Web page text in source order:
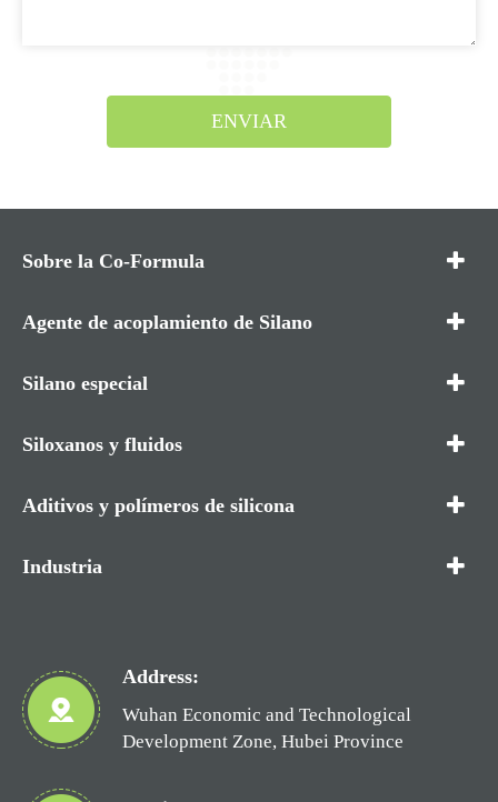
ENVIAR
Sobre la Co-Formula
Agente de acoplamiento de Silano
Silano especial
Siloxanos y fluidos
Aditivos y polímeros de silicona
Industria
Address:
Wuhan Economic and Technological
Development Zone, Hubei Province